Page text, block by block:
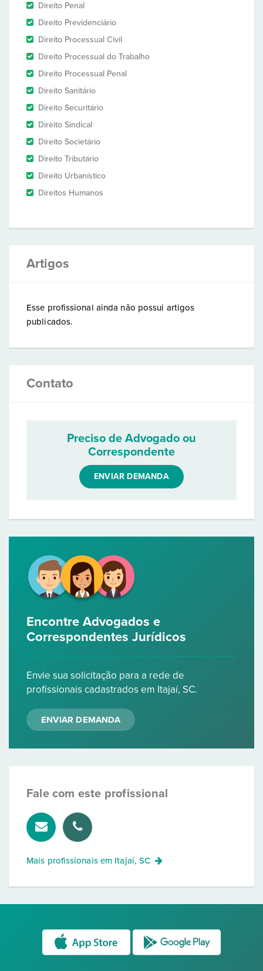
Direito Penal
Direito Previdenciário
Direito Processual Civil
Direito Processual do Trabalho
Direito Processual Penal
Direito Sanitário
Direito Securitário
Direito Sindical
Direito Societário
Direito Tributário
Direito Urbanístico
Direitos Humanos
Artigos
Esse profissional ainda não possui artigos
publicados.
Contato
Preciso de Advogado ou
Correspondente
ENVIAR DEMANDA
Encontre Advogados e
Correspondentes Jurídicos
Envie sua solicitação para a rede de
profissionais cadastrados em Itajaí, SC.
ENVIAR DEMANDA
Fale com este profissional
Mais profissionais em Itajaí, SC